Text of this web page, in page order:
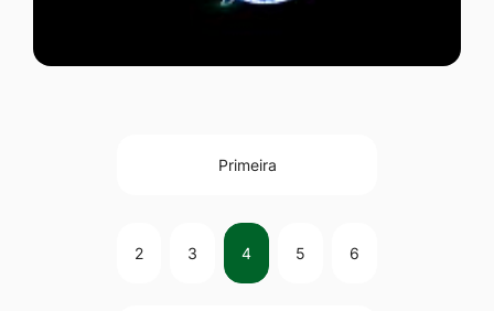
Primeira
2 3 4 5 6